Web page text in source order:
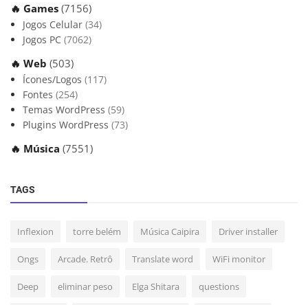
🔥 Games (7156)
Jogos Celular (34)
Jogos PC (7062)
🔥 Web (503)
Ícones/Logos (117)
Fontes (254)
Temas WordPress (59)
Plugins WordPress (73)
🔥 Música (7551)
TAGS
Inflexion torre belém Música Caipira Driver installer
Ongs Arcade. Retrô Translate word WiFi monitor
Deep eliminar peso Elga Shitara questions